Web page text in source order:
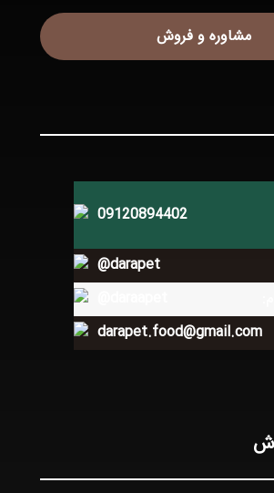
مشاوره و فروش
09120894402
@darapet
darapet.food@gmail.com